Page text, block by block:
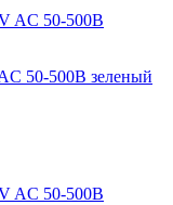
50-500В зеленый